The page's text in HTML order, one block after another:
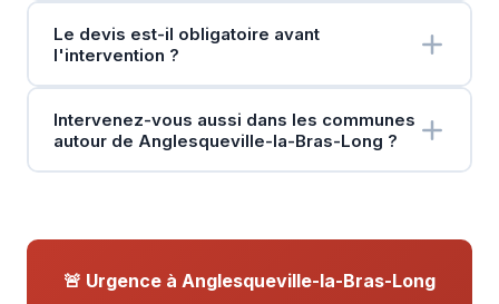
Le devis est-il obligatoire avant
l'intervention ?
Intervenez-vous aussi dans les communes
autour de Anglesqueville-la-Bras-Long ?
🚨 Urgence à Anglesqueville-la-Bras-Long